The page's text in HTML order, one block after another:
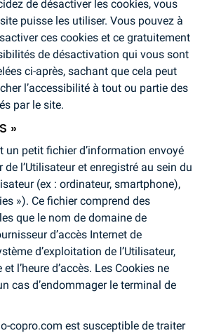
de désactiver les cookies, vous
puisse les utiliser. Vous pouvez à
ces cookies et ce gratuitement
de désactivation qui vous sont
ci-après, sachant que cela peut
l’accessibilité à tout ou partie des
par le site.
»
un petit fichier d’information envoyé
l’Utilisateur et enregistré au sein du
(ex : ordinateur, smartphone),
»). Ce fichier comprend des
que le nom de domaine de
d’accès Internet de
d’exploitation de l’Utilisateur,
l’heure d’accès. Les Cookies ne
cas d’endommager le terminal de
copro.com est susceptible de traiter